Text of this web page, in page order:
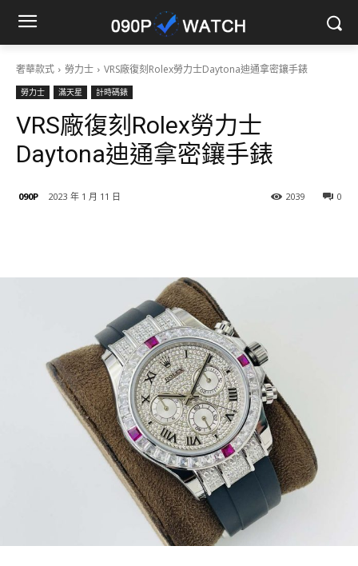
奢華款式 勞力士 VRS廠復刻Rolex勞力士Daytona迪通拿密鑲手錶
勞力士 滿天星 計時碼錶
VRS廠復刻Rolex勞力士
Daytona迪通拿密鑲手錶
090P 2023 年 1 月 11 日 0
2039